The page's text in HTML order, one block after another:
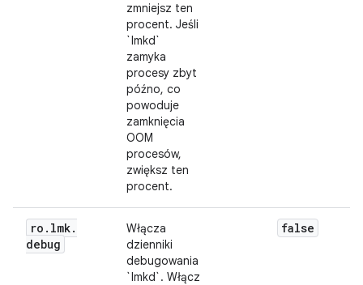
zmniejsz ten
procent. Jeśli
`lmkd`
zamyka
procesy zbyt
późno, co
powoduje
zamknięcia
OOM
procesów,
zwiększ ten
procent.
ro . lmk.
debug
Włącza
dzienniki
debugowania
`lmkd`. Włącz
false